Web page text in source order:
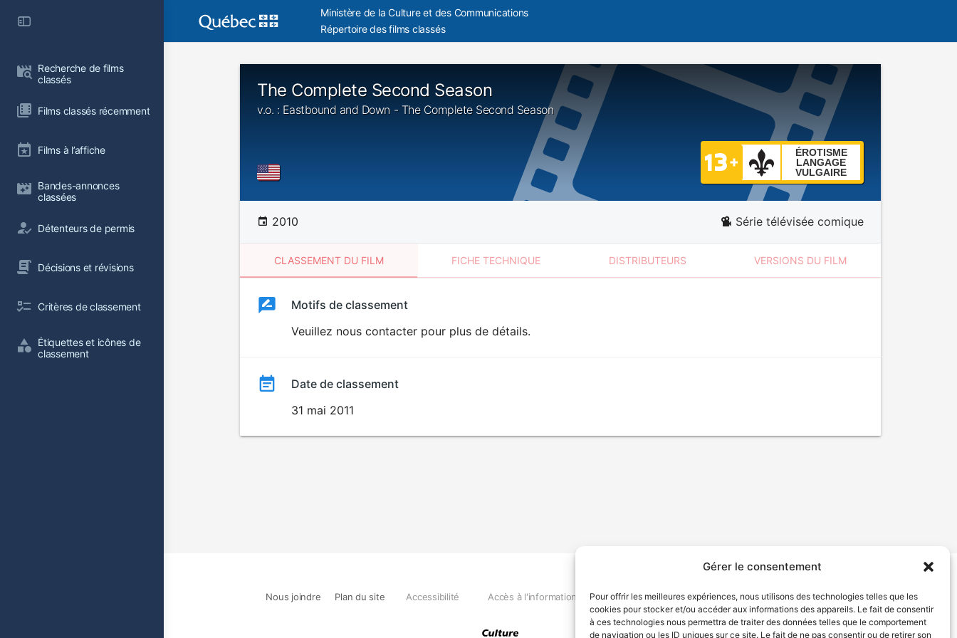
Gérer le consentement
Pour offrir les meilleures expériences, nous utilisons des technologies telles que les
cookies pour stocker et/ou accéder aux informations des appareils. Le fait de consentir
à ces technologies nous permettra de traiter des données telles que le comportement
de navigation ou les ID uniques sur ce site. Le fait de ne pas consentir ou de retirer son
Recherche de films
classés
Films classés récemment
Films à l’affiche
Bandes-annonces
classées
Détenteurs de permis
Décisions et révisions
Critères de classement
Étiquettes et icônes de
classement
Ministère de la Culture et des Communications
Répertoire des films classés
The Complete Second Season
v.o. : Eastbound and Down - The Complete Second Season
ÉROTISME
LANGAGE
VULGAIRE
2010 Série télévisée comique
CLASSEMENT DU FILM FICHE TECHNIQUE DISTRIBUTEURS VERSIONS DU FILM
ClassementClassement
ÉROTISME
Motifs de classement
Veuillez nous contacter pour plus de détails.
Date de classement
31 mai 2011
Nous joindre Plan du site Accessibilité Accès à l'information Déclaration de services Politique de confidentialité